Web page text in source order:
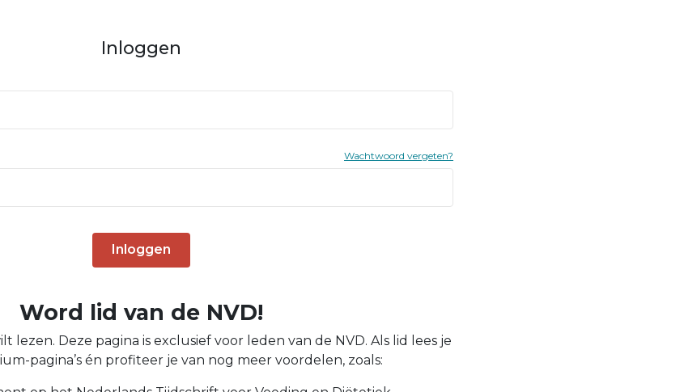
Inloggen
Wachtwoord vergeten?
Inloggen
Word lid van de NVD!
lezen. Deze pagina is exclusief voor leden van de NVD. Als lid lees je
pagina’s én profiteer je van nog meer voordelen, zoals: